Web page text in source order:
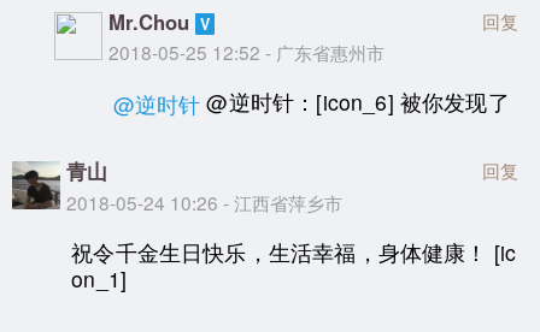
Mr.Chou
2018-05-25 12:52 - 广东省惠州市
回复
@逆时针 @逆时针：[icon_6] 被你发现了
青山
2018-05-24 10:26 - 江西省萍乡市
回复
祝令千金生日快乐，生活幸福，身体健康！ [ic
on_1]